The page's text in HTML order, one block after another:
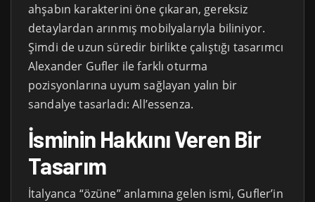
ahşabın karakterini öne çıkaran, gereksiz
detaylardan arınmış mobilyalarıyla biliniyor.
Şimdi de uzun süredir birlikte çalıştığı tasarımcı
Alexander Gufler ile farklı oturma
pozisyonlarına uyum sağlayan yalın bir
sandalye tasarladı: All’essenza.
İsminin Hakkını Veren Bir
Tasarım
İtalyanca “özüne” anlamına gelen ismi, Gufler’in